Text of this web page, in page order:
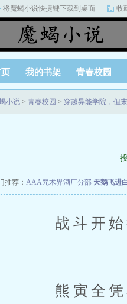
将魔蝎小说快捷键下载到桌面 收
我的书架 青春校园
小说 > 青春校园 > 穿越异能学院，但
推荐： AAA咒术界酒厂分部 天鹅飞进
战斗开始
熊寅全凭